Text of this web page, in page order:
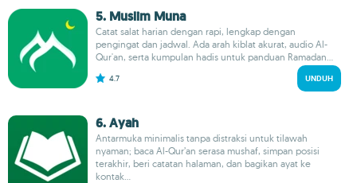
5. Muslim Muna
Catat salat harian dengan rapi, lengkap dengan
pengingat dan jadwal. Ada arah kiblat akurat, audio Al-
Qur'an, serta kumpulan hadis untuk panduan Ramadan...
4.7 UNDUH
6. Ayah
Antarmuka minimalis tanpa distraksi untuk tilawah
nyaman; baca Al-Qur’an serasa mushaf, simpan posisi
terakhir, beri catatan halaman, dan bagikan ayat ke
kontak...